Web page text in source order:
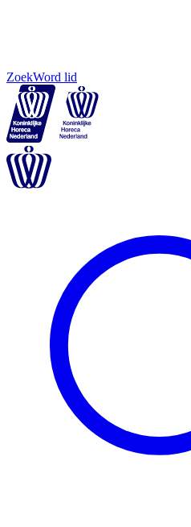
ZoekWord lid